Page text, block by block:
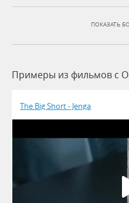
ПОКАЗАТЬ
Примеры из фильмов c
The Big Short - Jenga